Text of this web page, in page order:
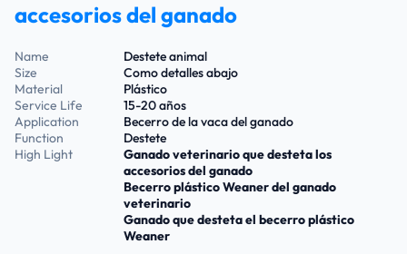
accesorios del ganado
Name
Destete animal
Size
Como detalles abajo
Material
Plástico
Service Life
15-20 años
Application
Becerro de la vaca del ganado
Function
Destete
High Light
Ganado veterinario que desteta los
accesorios del ganado
Becerro plástico Weaner del ganado
veterinario
Ganado que desteta el becerro plástico
Weaner